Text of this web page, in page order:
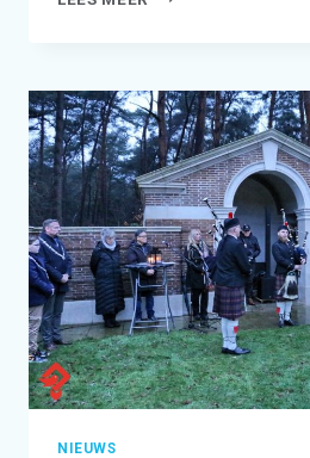
4
MEI
BIJ
DE
ST.
JOZEF
KAPEL
NIEUWS